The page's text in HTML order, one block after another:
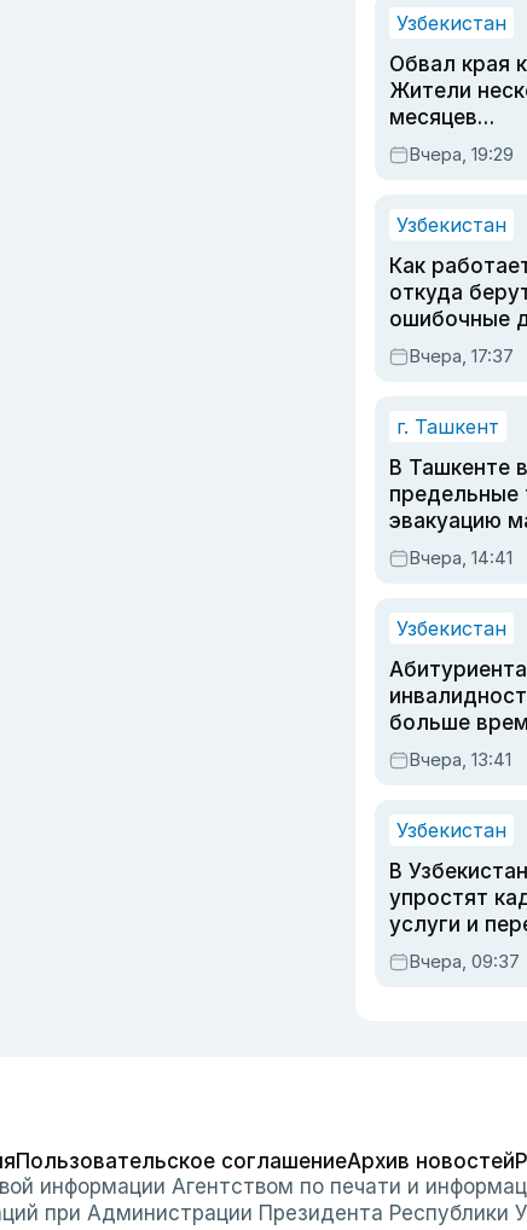
Узбекистан
Обвал края
Жители
месяцев
опасности,
Вчера, 19:29
Узбекистан
Как
откуда
ошибочные
дубли
очереди по
Вчера, 17:37
г. Ташкент
В Ташкенте
предельные
эвакуацию
Вчера, 14:41
Узбекистан
больше
экзаменах
Вчера, 13:41
Узбекистан
В
упростят
услуги и
регистрацию
Вчера, 09:37
Пользовательское соглашениеАрхив новостей
информации Агентством по печати и
при Администрации Президента Республики